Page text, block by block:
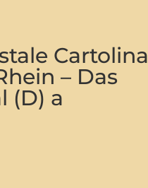
Cartolina
– Das
(D) a